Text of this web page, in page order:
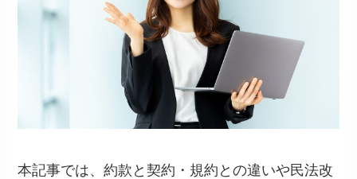
本記事では、約款と契約・規約との違いや民法改